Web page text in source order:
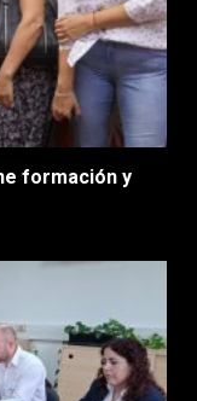
formación y